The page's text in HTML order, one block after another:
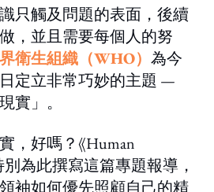
只觸及問題的表面，後續
，並且需要每個人的努
衛生組織（WHO） 為今
定立非常巧妙的主題 —
實」。
，好嗎？《Human
別為此撰寫這篇專題報導，
袖如何優先照顧自己的精